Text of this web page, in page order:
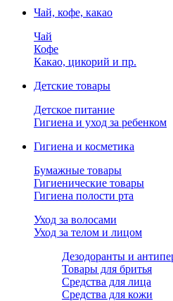
Чай, кофе, какао
Чай
Кофе
Какао, цикорий и пр.
Детские товары
Детское питание
Гигиена и уход за ребенком
Гигиена и косметика
Бумажные товары
Гигиенические товары
Гигиена полости рта
Уход за волосами
Уход за телом и лицом
Дезодоранты и
Товары для бритья
Средства для лица
Средства для кожи